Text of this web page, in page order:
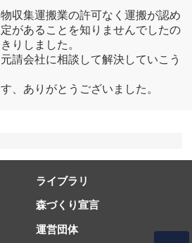
収集運搬業の許可なく運搬が認め
があることを知りませんでしたの
りしました。
請会社に相談して解決していこう
、ありがとうございました。
ライブラリ
森づくり宣言
運営団体